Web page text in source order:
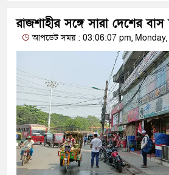
রাজশাহীর সঙ্গে সারা দেশের
আপডেট সময় : 03:06:07 pm,